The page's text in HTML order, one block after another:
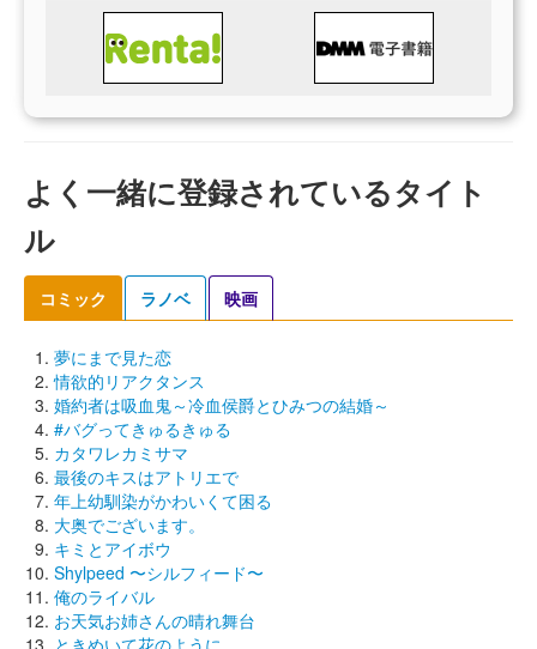
よく一緒に登録されているタイト
ル
コミック ラノベ 映画
夢にまで見た恋
情欲的リアクタンス
婚約者は吸血鬼～冷血侯爵とひみつの結婚～
#バグってきゅるきゅる
カタワレカミサマ
最後のキスはアトリエで
年上幼馴染がかわいくて困る
大奥でございます。
キミとアイボウ
Shylpeed 〜シルフィード〜
俺のライバル
お天気お姉さんの晴れ舞台
ときめいて花のように